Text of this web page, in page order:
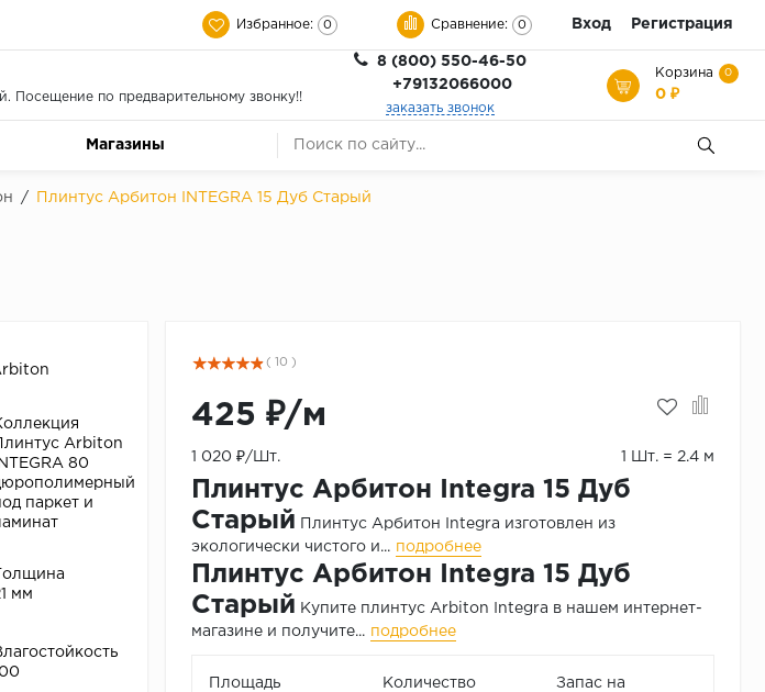
Избранное: 0 Сравнение: 0 Вход Регистрация
Посещение по предварительному звонку!!
8 (800) 550-46-50
+79132066000
заказать звонок
Корзина 0
0 ₽
Магазины
/ Плинтус Арбитон INTEGRA 15 Дуб Старый
Arbiton
80
паркет и
мм
( 10 )
425 ₽/м
1 020 ₽/Шт. 1 Шт. = 2.4 м
Плинтус Арбитон Integra 15 Дуб
Старый Плинтус Арбитон Integra изготовлен из
экологически чистого и... подробнее
Плинтус Арбитон Integra 15 Дуб
Старый Купите плинтус Arbiton Integra в нашем интернет-
магазине и получите... подробнее
Площадь
Количество
Запас на